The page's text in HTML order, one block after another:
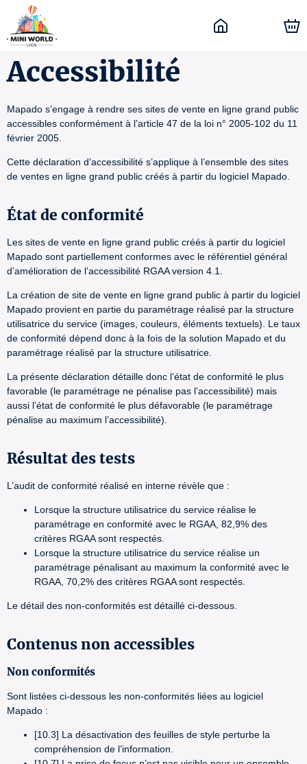
Accessibilité
Mapado s’engage à rendre ses sites de vente en ligne grand public
accessibles conformément à l’article 47 de la loi n° 2005-102 du 11
février 2005.
Cette déclaration d’accessibilité s’applique à l’ensemble des sites
de ventes en ligne grand public créés à partir du logiciel Mapado.
État de conformité
Les sites de vente en ligne grand public créés à partir du logiciel
Mapado sont partiellement conformes avec le référentiel général
d’amélioration de l’accessibilité RGAA version 4.1.
La création de site de vente en ligne grand public à partir du logiciel
Mapado provient en partie du paramétrage réalisé par la structure
utilisatrice du service (images, couleurs, éléments textuels). Le taux
de conformité dépend donc à la fois de la solution Mapado et du
paramétrage réalisé par la structure utilisatrice.
La présente déclaration détaille donc l’état de conformité le plus
favorable (le paramétrage ne pénalise pas l’accessibilité) mais
aussi l’état de conformité le plus défavorable (le paramétrage
pénalise au maximum l’accessibilité).
Résultat des tests
L’audit de conformité réalisé en interne révèle que :
Lorsque la structure utilisatrice du service réalise le
paramétrage en conformité avec le RGAA, 82,9% des
critères RGAA sont respectés.
Lorsque la structure utilisatrice du service réalise un
paramétrage pénalisant au maximum la conformité avec le
RGAA, 70,2% des critères RGAA sont respectés.
Le détail des non-conformités est détaillé ci-dessous.
Contenus non accessibles
Non conformités
Sont listées ci-dessous les non-conformités liées au logiciel
Mapado :
[10.3] La désactivation des feuilles de style perturbe la
compréhension de l’information.